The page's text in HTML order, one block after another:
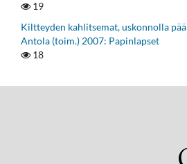
19
Kiltteyden kahlitsemat, uskonnolla
Antola (toim.) 2007: Papinlapset
18